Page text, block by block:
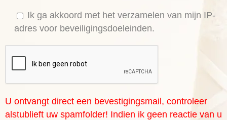
Ik ga akkoord met het verzamelen van mijn IP-
adres voor beveiligingsdoeleinden.
U ontvangt direct een bevestigingsmail, controleer
alstublieft uw spamfolder! Indien ik geen reactie van u